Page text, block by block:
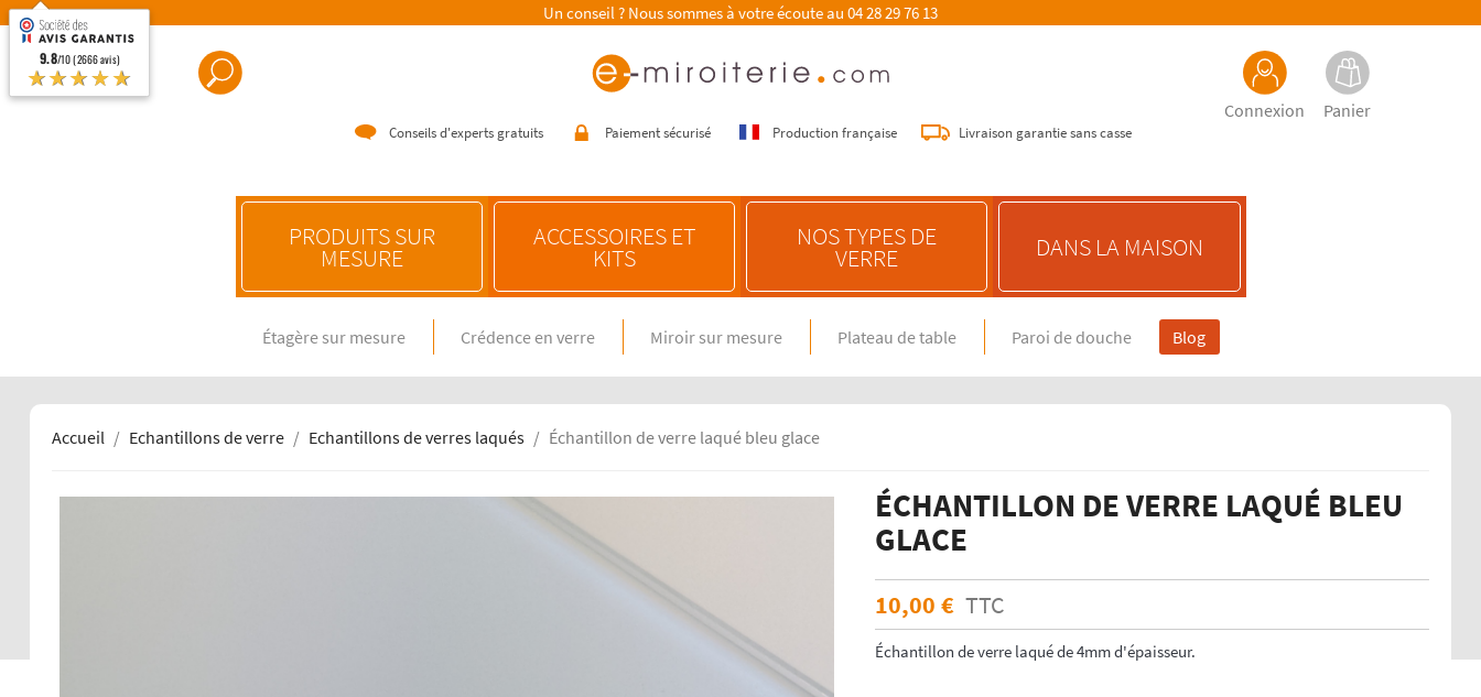
Un conseil ? Nous sommes à votre écoute au 04 28 29 76 13
Connexion Panier
Conseils d'experts gratuits Paiement sécurisé Production française Livraison garantie sans casse
PRODUITS SUR
MESURE
CRÉDENCE SUR MESURE
Crédence en verre spécial feux gaz
Crédence miroir sur mesure
Crédence en verre sur mesure
Crédence en verre laqué dimension
Crédence miroir dimension standard
NOS CONSEILS
Choisir une crédence de cuisine
Entretenir une crédence de cuisine
Poser une crédence de cuisine
Echantillons de verre dépoli emaillé et
Echantillons de verre emaillé et trempé
Echantillons de verres dépolis laqués
Echantillons de verres laqués
ACCESSOIRES ET
KITS
NOS TYPES DE
VERRE DANS LA MAISON
Étagère sur mesure Crédence en verre Miroir sur mesure Plateau de table Paroi de douche Blog
Accueil Echantillons de verre Echantillons de verres laqués Échantillon de verre laqué bleu glace
ÉCHANTILLON DE VERRE LAQUÉ BLEU
GLACE
10,00 € TTC
Échantillon de verre laqué de 4mm d'épaisseur.
9.8/10 (2666 avis)
★★★★★